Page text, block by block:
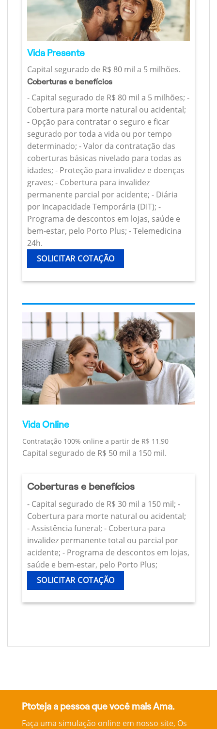
Vida Presente
Capital segurado de R$ 80 mil a 5 milhões.
Coberturas e benefícios
- Capital segurado de R$ 80 mil a 5 milhões; -
Cobertura para morte natural ou acidental;
- Opção para contratar o seguro e ficar
segurado por toda a vida ou por tempo
determinado; - Valor da contratação das
coberturas básicas nivelado para todas as
idades; - Proteção para invalidez e doenças
graves; - Cobertura para invalidez
permanente parcial por acidente; - Diária
por Incapacidade Temporária (DIT); -
Programa de descontos em lojas, saúde e
bem-estar, pelo Porto Plus; - Telemedicina
24h.
SOLICITAR COTAÇÃO
Vida Online
Contratação 100% online a partir de R$ 11,90
Capital segurado de R$ 50 mil a 150 mil.
Coberturas e benefícios
- Capital segurado de R$ 30 mil a 150 mil; -
Cobertura para morte natural ou acidental;
- Assistência funeral; - Cobertura para
invalidez permanente total ou parcial por
acidente; - Programa de descontos em lojas,
saúde e bem-estar, pelo Porto Plus;
SOLICITAR COTAÇÃO
Ptoteja a pessoa que você mais Ama.
Faça uma simulação online em nosso site, Os